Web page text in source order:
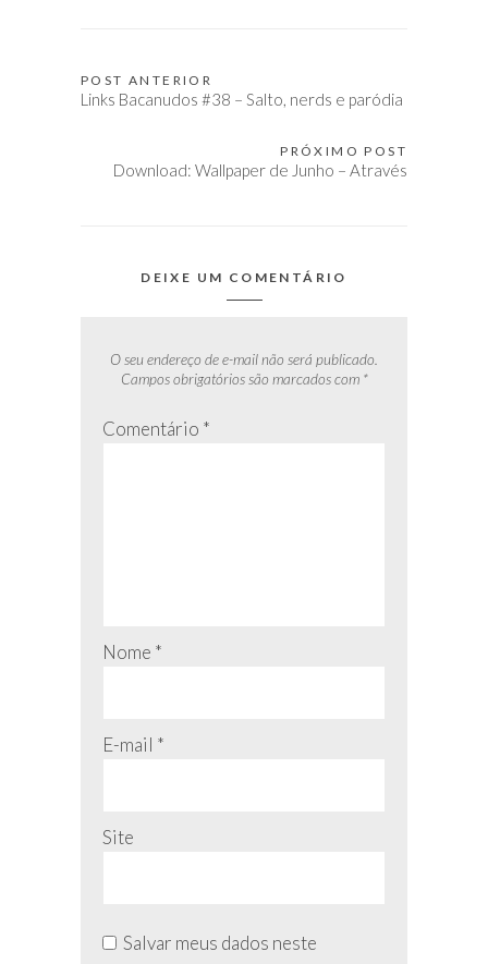
Navegação
POST ANTERIOR
Links Bacanudos #38 – Salto, nerds e paródia
PRÓXIMO POST
Download: Wallpaper de Junho – Através
DEIXE UM COMENTÁRIO
O seu endereço de e-mail não será publicado.
Campos obrigatórios são marcados com *
Comentário *
Nome *
E-mail *
Site
Salvar meus dados neste